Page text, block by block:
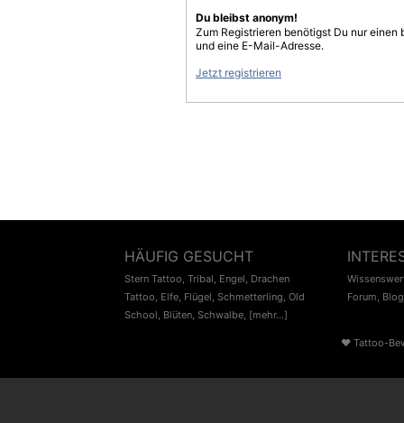
Du bleibst anonym!
Zum Registrieren benötigst Du nur einen
und eine E-Mail-Adresse.
Jetzt registrieren
HÄUFIG GESUCHT
Stern Tattoo, Tribal, Engel, Drachen
Tattoo, Elfe, Flügel, Schmetterling, Old
School, Blüten, Schwalbe, [mehr...]
Forum, Blog
♥ Tattoo-